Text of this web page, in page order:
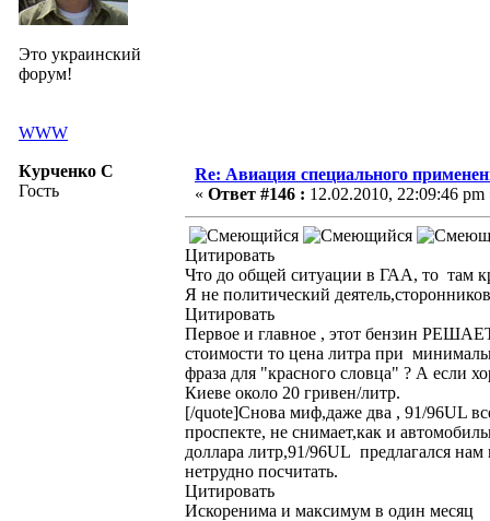
Это украинский
форум!
WWW
Курченко С
Гость
Re: Авиация специального
« Ответ #146 : 12.02.2010, 22:09:46 pm
Цитировать
Что до общей ситуации в ГАА, то там
Я не политический
Цитировать
Первое и главное , этот бензин
стоимости то цена литра при
фраза для "красного словца" ? А если
Киеве около 20 гривен/литр.
[/quote]Снова миф,даже два , 91/96UL
проспекте, не снимает,как и
доллара литр,91/96UL предлагался
нетрудно посчитать.
Цитировать
Искоренима и максимум в один месяц